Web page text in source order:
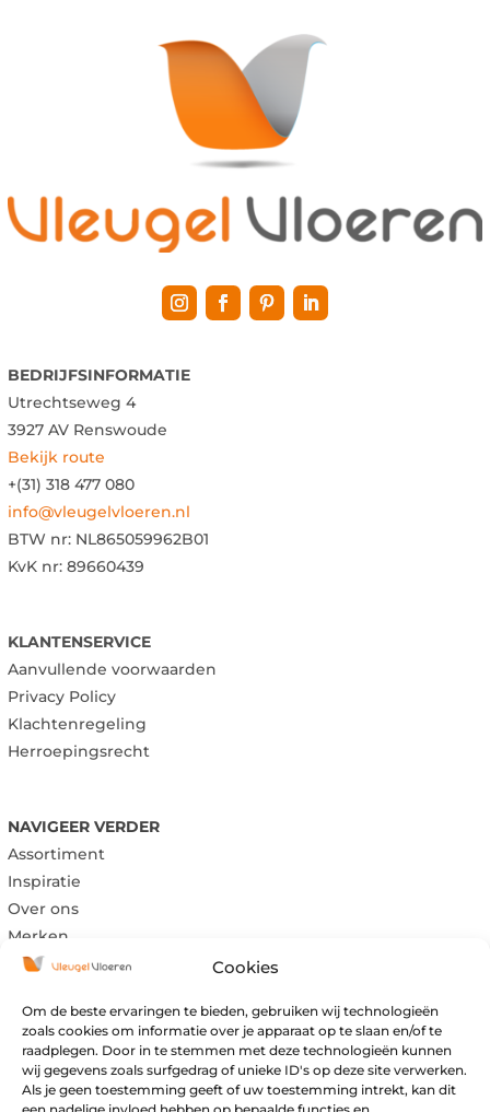
Cookies
Om de beste ervaringen te bieden, gebruiken wij technologieën
zoals cookies om informatie over je apparaat op te slaan en/of te
raadplegen. Door in te stemmen met deze technologieën kunnen
wij gegevens zoals surfgedrag of unieke ID's op deze site verwerken.
Als je geen toestemming geeft of uw toestemming intrekt, kan dit
BEDRIJFSINFORMATIE
Utrechtseweg 4
3927 AV Renswoude
Bekijk route
+(31) 318 477 080
info@vleugelvloeren.nl
BTW nr: NL865059962B01
KvK nr: 89660439
KLANTENSERVICE
Aanvullende voorwaarden
Privacy Policy
Klachtenregeling
Herroepingsrecht
NAVIGEER VERDER
Assortiment
Inspiratie
Over ons
Merken
Maandag:
Gesloten
Dinsdag:
Gesloten
Woensdag: 09:00 – 17:00
Donderdag: 09:00 – 17:00